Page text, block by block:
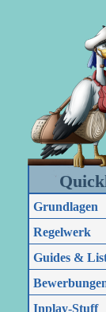
Grundlagen
Regelwerk
Guides &
Inplay-Stuff